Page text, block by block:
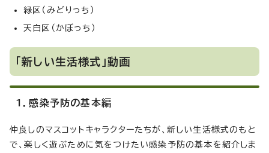
緑区（みどりっち）
天白区（かぼっち）
「新しい生活様式」動画
1．感染予防の基本編
仲良しのマスコットキャラクターたちが、新しい生活様式のもと
で、楽しく遊ぶために気をつけたい感染予防の基本を紹介しま